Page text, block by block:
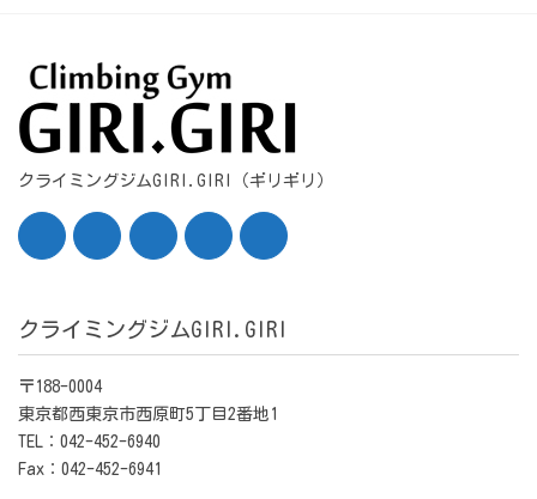
クライミングジムGIRI.GIRI（ギリギリ）
クライミングジムGIRI.GIRI
〒188-0004
東京都西東京市西原町5丁目2番地1
TEL：042-452-6940
Fax：042-452-6941